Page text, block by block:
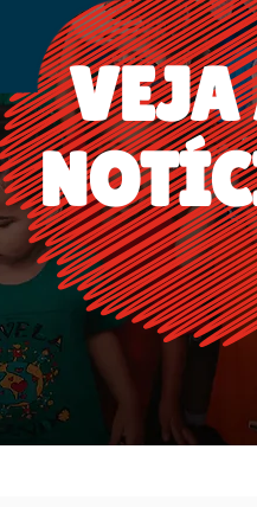
VEJA